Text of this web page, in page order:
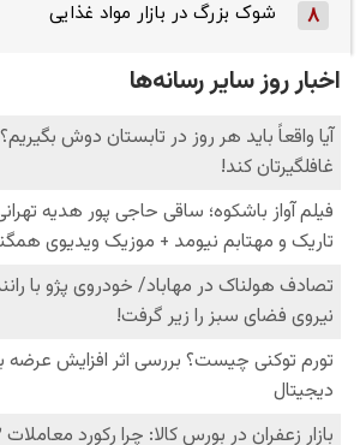
8 شوک بزرگ در بازار مواد غذایی